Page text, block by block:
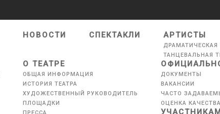
НОВОСТИ СПЕКТАКЛИ АРТИСТЫ
ДРАМАТИЧЕСКАЯ
ТАНЦЕВАЛЬНАЯ
О ТЕАТРЕ
ОБЩАЯ ИНФОРМАЦИЯ
ИСТОРИЯ ТЕАТРА
ХУДОЖЕСТВЕННЫЙ РУКОВОДИТЕЛЬ
ПЛОЩАДКИ
ДОКУМЕНТЫ
ВАКАНСИИ
ЧАСТО
ОЦЕНКА